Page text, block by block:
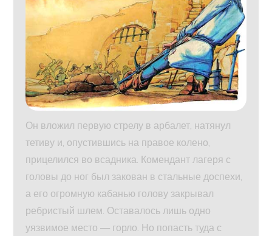
Он вложил первую стрелу в арбалет, натянул
тетиву и, опустившись на правое колено,
прицелился во всадника. Комендант лагеря с
головы до ног был закован в стальные доспехи,
а его огромную кабанью голову закрывал
ребристый шлем. Оставалось лишь одно
уязвимое место — горло. Но попасть туда с